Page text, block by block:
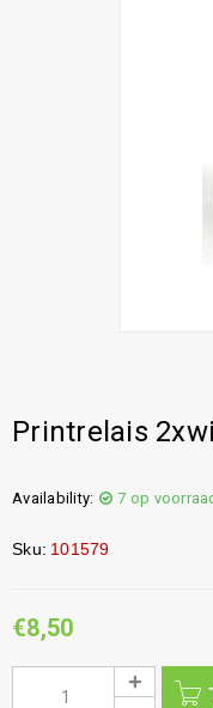
Printrelais
Availability: 7 op
Sku: 101579
€8,50